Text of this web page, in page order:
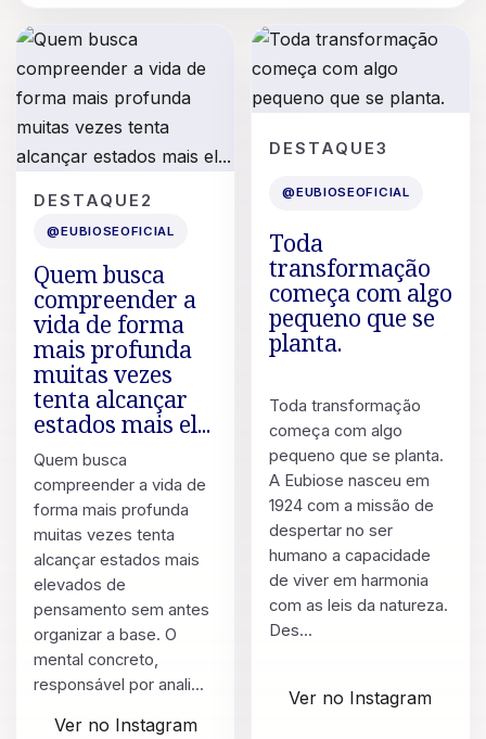
13 DE JUL. DE 2026
DESTAQUE2
@EUBIOSEOFICIAL
Quem busca
compreender a
vida de forma
mais profunda
muitas vezes
tenta alcançar
estados mais el...
Quem busca
compreender a vida de
forma mais profunda
muitas vezes tenta
alcançar estados mais
elevados de
pensamento sem antes
organizar a base. O
mental concreto,
responsável por anali...
Ver no Instagram
DESTAQUE3
@EUBIOSEOFICIAL
Toda
transformação
começa com algo
pequeno que se
planta.
Toda transformação
começa com algo
pequeno que se planta.
A Eubiose nasceu em
1924 com a missão de
despertar no ser
humano a capacidade
de viver em harmonia
com as leis da natureza.
Des...
Ver no Instagram